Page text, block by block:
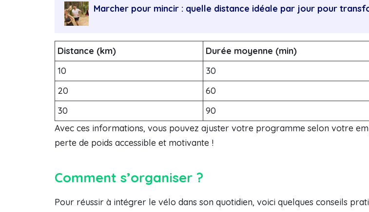
Marcher pour mincir : quelle distance idéale par jour pour
Distance (km) Durée moyenne (min)
10
30
20
60
30
90
Avec ces informations, vous pouvez ajuster votre programme selon votre
perte de poids accessible et motivante !
Comment s’organiser ?
Pour réussir à intégrer le vélo dans son quotidien, voici quelques conseils